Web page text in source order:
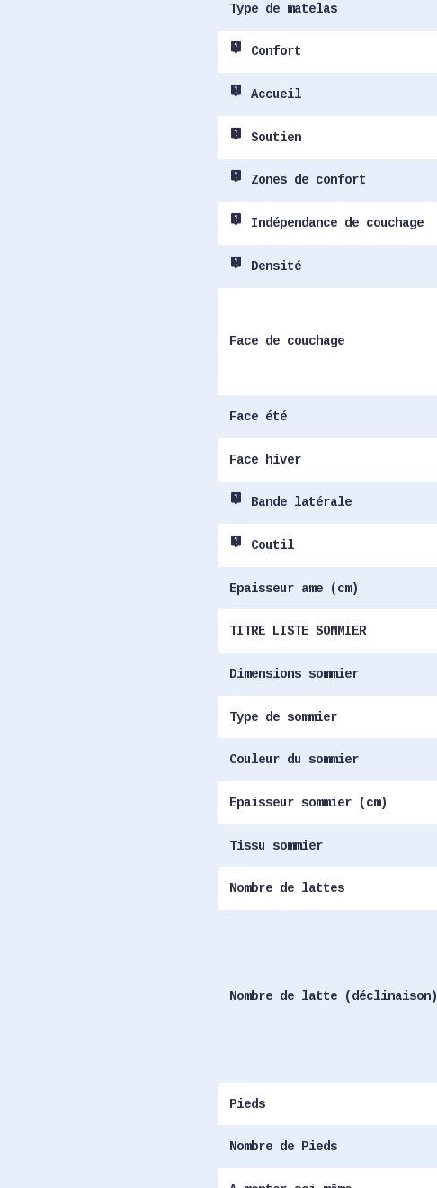
Type de matelas
live_help Confort
live_help Accueil
live_help Soutien
live_help Zones de confort
live_help Indépendance de couchage
live_help Densité
Face de couchage
Face été
Face hiver
live_help Bande latérale
live_help Coutil
Epaisseur ame (cm)
TITRE LISTE SOMMIER
Dimensions sommier
Type de sommier
Couleur du sommier
Epaisseur sommier (cm)
Tissu sommier
Nombre de lattes
Nombre de latte (déclinaison)
Pieds
Nombre de Pieds